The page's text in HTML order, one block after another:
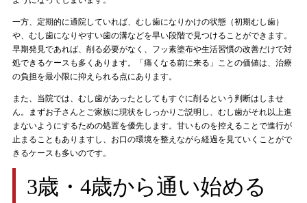
一方、定期的に通院していれば、むし歯になりかけの状態（初期むし歯）
や、むし歯になりやすい歯の溝などを早い段階で見つけることができます。
早期発見であれば、削る必要がなく、フッ素塗布や生活習慣の改善だけで対
処できるケースも多くあります。「痛くなる前に来る」ことの価値は、治療
の負担を最小限に抑えられる点にあります。
また、当院では、むし歯があったとしてもすぐに削るという判断はしませ
ん。まずお子さんとご家族に現状をしっかりご説明し、むし歯がそれ以上進
まないようにするための処置を優先します。甘いものを控えることで進行が
止まることもありますし、お口の環境を整えながら経過を見ていくことがで
きるケースも多いのです。
3歳・4歳から通い始める